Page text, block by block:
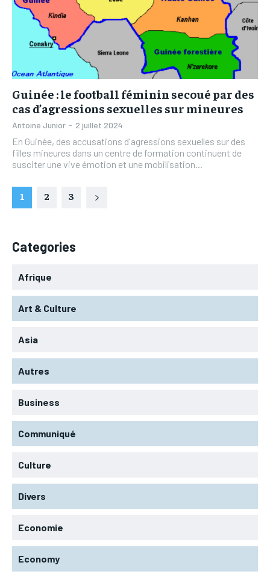
Guinée : le football féminin secoué par des
cas d’agressions sexuelles sur mineures
Antoine Junior - 2 juillet 2024
En Guinée, des accusations d'agressions sexuelles sur des
filles mineures dans un centre de formation continuent de
susciter une vive émotion et une mobilisation...
1 2 3
Categories
Afrique
Art & Culture
Asia
Autres
Business
Communiqué
Culture
Divers
Economie
Economy